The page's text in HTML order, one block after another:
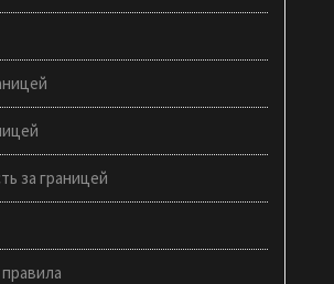
за границей